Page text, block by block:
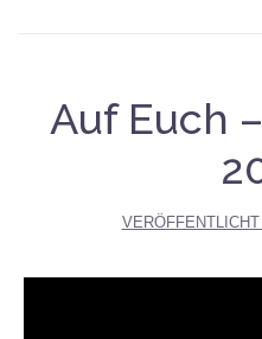
Auf Euch
VERÖFFENTLICHT